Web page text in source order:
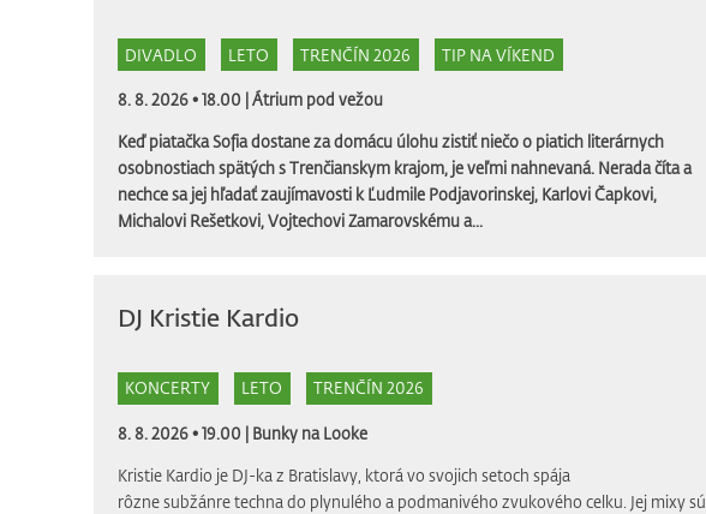
DIVADLO LETO TRENČÍN 2026 TIP NA VÍKEND
8. 8. 2026 • 18.00 |Átrium pod vežou
Keď piatačka Sofia dostane za domácu úlohu zistiť niečo o piatich literárnych
osobnostiach spätých s Trenčianskym krajom, je veľmi nahnevaná. Nerada číta a
nechce sa jej hľadať zaujímavosti k Ľudmile Podjavorinskej, Karlovi Čapkovi,
Michalovi Rešetkovi, Vojtechovi Zamarovskému a...
DJ Kristie Kardio
KONCERTY LETO TRENČÍN 2026
8. 8. 2026 • 19.00 | Bunky na Looke
Kristie Kardio je DJ-ka z Bratislavy, ktorá vo svojich setoch spája
rôzne subžánre techna do plynulého a podmanivého zvukového celku. Jej mixy sú